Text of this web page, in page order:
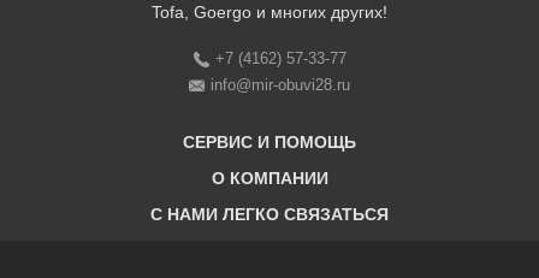
Tofa, Goergo и многих других!
+7 (4162) 57-33-77
info@mir-obuvi28.ru
СЕРВИС И ПОМОЩЬ
Бонусная программа
О КОМПАНИИ
C НАМИ ЛЕГКО СВЯЗАТЬСЯ